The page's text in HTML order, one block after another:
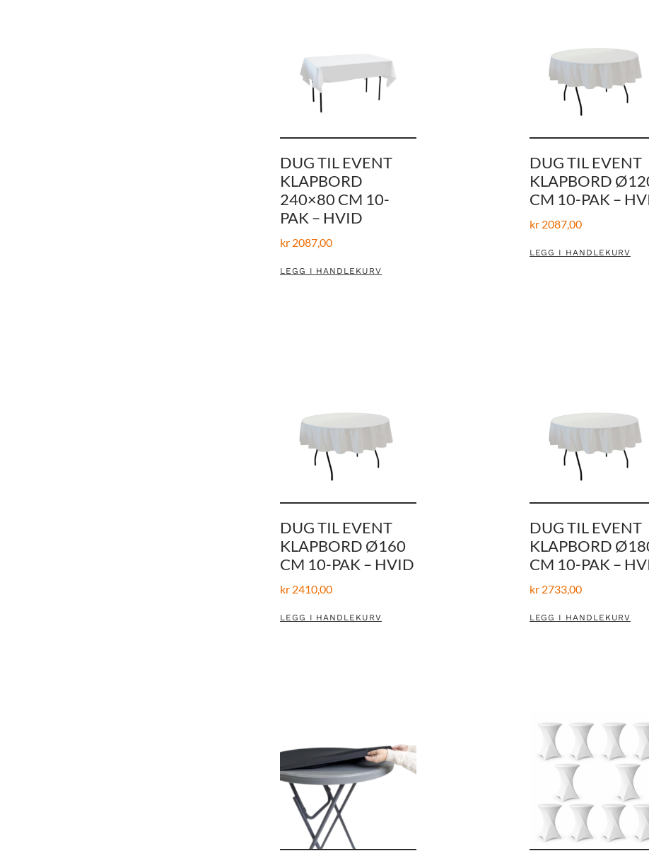
DUG TIL EVENT
KLAPBORD
240×80 CM 10-
PAK – HVID
kr 2087,00
LEGG I HANDLEKURV
DUG TIL EVENT
KLAPBORD
CM 10-PAK –
kr2087,00
LEGG I HANDLEKURV
DUG TIL EVENT
KLAPBORD Ø160
CM 10-PAK – HVID
kr 2410,00
LEGG I HANDLEKURV
DUG TIL EVENT
KLAPBORD
CM 10-PAK –
kr2733,00
LEGG I HANDLEKURV